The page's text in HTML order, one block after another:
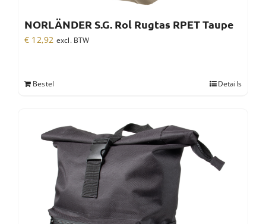
NORLÄNDER S.G. Rol Rugtas RPET Taupe
€ 12,92 excl. BTW
Bestel Details